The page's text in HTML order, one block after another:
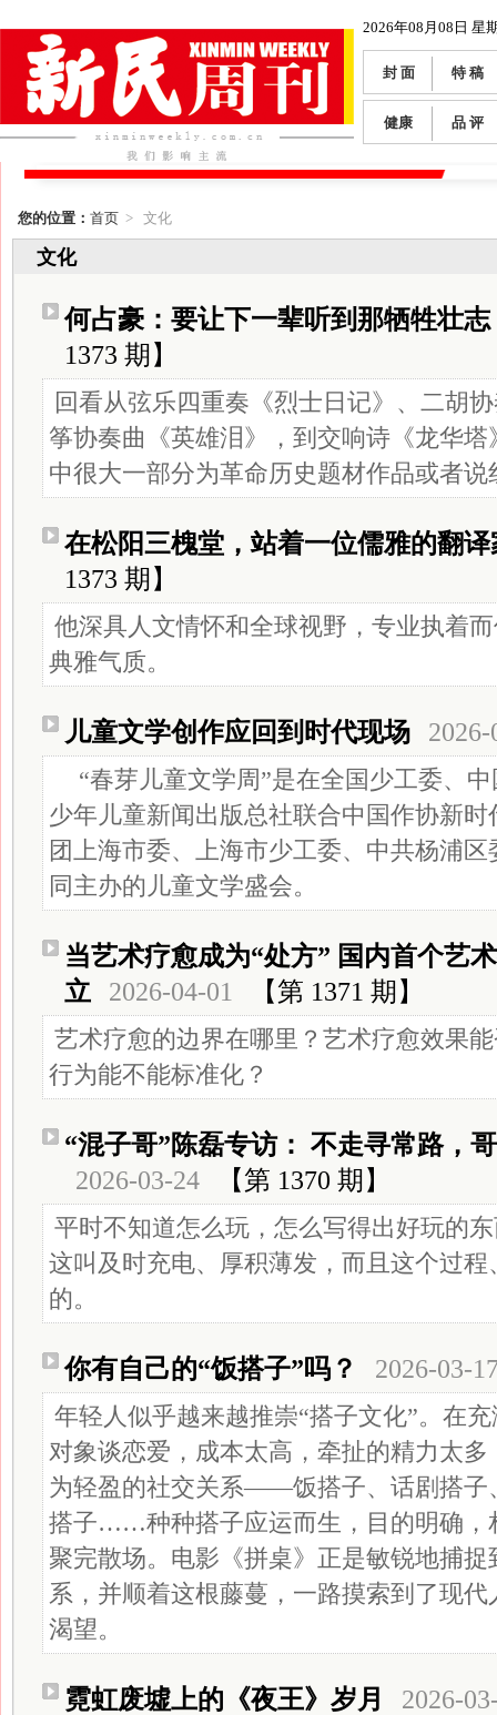
2026年08月08日 星
封 面 特 稿
健康 品 评
您的位置： 首页 > 文化
文化
何占豪：要让下一辈听到那牺牲壮志
1373 期】
回看从弦乐四重奏《烈士日记》、二胡
筝协奏曲《英雄泪》，到交响诗《龙华
中很大一部分为革命历史题材作品或者说
在松阳三槐堂，站着一位儒雅的翻译
1373 期】
他深具人文情怀和全球视野，专业执着
典雅气质。
儿童文学创作应回到时代现场
“春芽儿童文学周”是在全国少工委、
少年儿童新闻出版总社联合中国作协新
团上海市委、上海市少工委、中共杨浦
同主办的儿童文学盛会。
当艺术疗愈成为“处方” 国内首个艺
立
2026-04-01 【第 1371 期】
艺术疗愈的边界在哪里？艺术疗愈效果
行为能不能标准化？
“混子哥”陈磊专访： 不走寻常路，
2026-03-24
【第 1370 期】
平时不知道怎么玩，怎么写得出好玩的
这叫及时充电、厚积薄发，而且这个过
的。
你有自己的“饭搭子”吗？ 2026-03-
年轻人似乎越来越推崇“搭子文化”。在
对象谈恋爱，成本太高，牵扯的精力太
为轻盈的社交关系——饭搭子、话剧搭子
搭子……种种搭子应运而生，目的明确，
聚完散场。电影《拼桌》正是敏锐地捕
系，并顺着这根藤蔓，一路摸索到了现
渴望。
霓虹废墟上的《夜王》岁月 2026-